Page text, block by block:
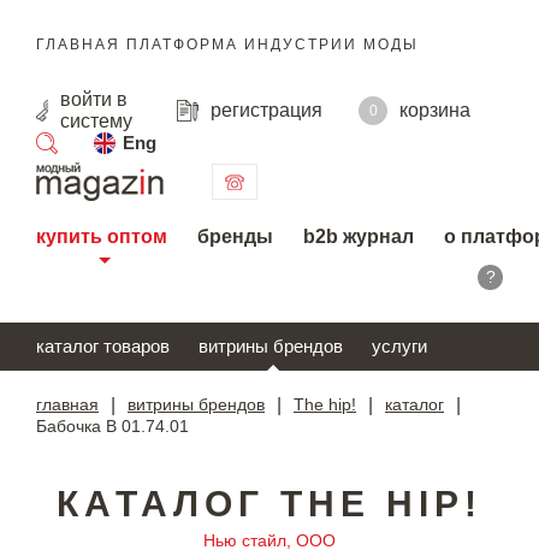
ГЛАВНАЯ ПЛАТФОРМА ИНДУСТРИИ МОДЫ
войти в
систему
регистрация 0
корзина
Eng
поиск
купить оптом бренды b2b журнал о
?
каталог товаров витрины брендов услуги
главная витрины брендов The hip! каталог
Бабочка B 01.74.01
КАТАЛОГ THE HIP!
Нью стайл, ООО